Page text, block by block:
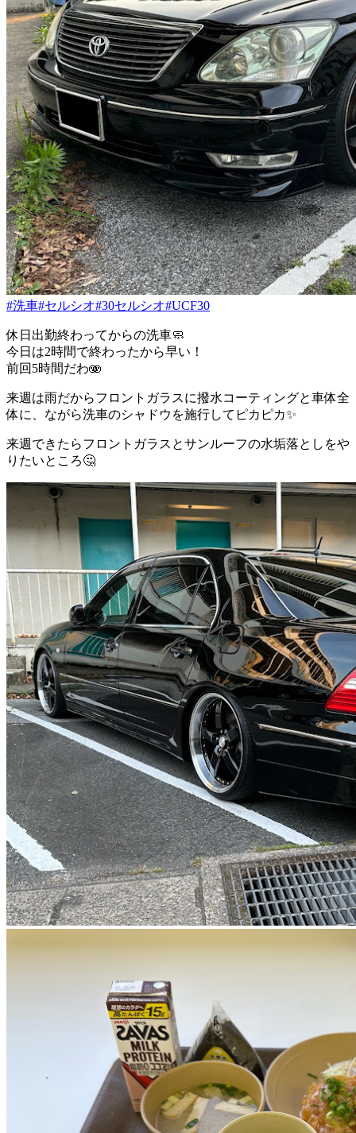
#洗車#セルシオ#30セルシオ#UCF30
休日出勤終わってからの洗車🧼
今日は2時間で終わったから早い！
前回5時間だわ🫨
来週は雨だからフロントガラスに撥水コーティングと車体全
体に、ながら洗車のシャドウを施行してピカピカ✨
来週できたらフロントガラスとサンルーフの水垢落としをや
りたいところ🤔